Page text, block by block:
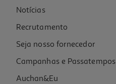
Notícias
Recrutamento
Seja nosso fornecedor
Campanhas e Passatempos
Auchan&Eu